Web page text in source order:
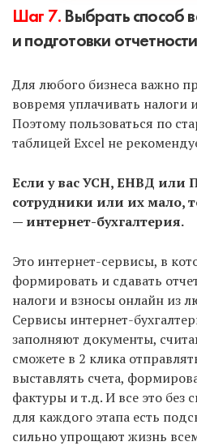
Шаг 7. Выбрать способ
и подготовки отчетности
Для любого бизнеса важно
вовремя уплачивать налоги
Поэтому пользоваться по
таблицей Excel не
Если у вас УСН, ЕНВД или
сотрудники или их мало,
— интернет-бухгалтерия.
Это интернет-сервисы, в
формировать и сдавать
налоги и взносы онлайн из
Сервисы интернет-
заполняют документы,
сможете в 2 клика
выставлять счета,
фактуры и т.д. И все это без
для каждого этапа есть
сильно упрощают жизнь